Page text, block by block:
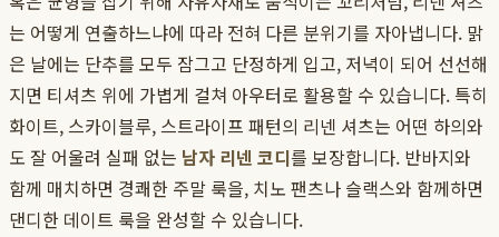
는 어떻게 연출하느냐에 따라 전혀 다른 분위기를 자아냅니다. 맑
은 날에는 단추를 모두 잠그고 단정하게 입고, 저녁이 되어 선선해
지면 티셔츠 위에 가볍게 걸쳐 아우터로 활용할 수 있습니다. 특히
화이트, 스카이블루, 스트라이프 패턴의 리넨 셔츠는 어떤 하의와
도 잘 어울려 실패 없는 남자 리넨 코디를 보장합니다. 반바지와
함께 매치하면 경쾌한 주말 룩을, 치노 팬츠나 슬랙스와 함께하면
댄디한 데이트 룩을 완성할 수 있습니다.